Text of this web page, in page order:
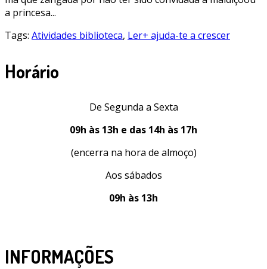
a princesa...
Tags: Atividades biblioteca, Ler+ ajuda-te a crescer
Horário
De Segunda a Sexta
09h às 13h e das 14h às 17h
(encerra na hora de almoço)
Aos sábados
09h às 13h
INFORMAÇÕES